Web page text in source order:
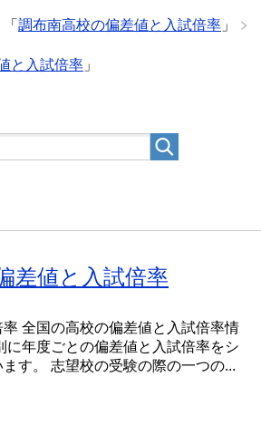
「 調布南高校の偏差値と入試倍率 」
と入試倍率 」
差値と入試倍率
全国の高校の偏差値と入試倍率情
に年度ごとの偏差値と入試倍率をシ
す。 志望校の受験の際の一つの...